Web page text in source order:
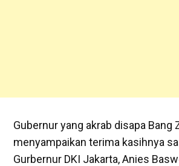
Gubernur yang akrab disapa Bang
menyampaikan terima kasihnya
Gurbernur DKI Jakarta, Anies